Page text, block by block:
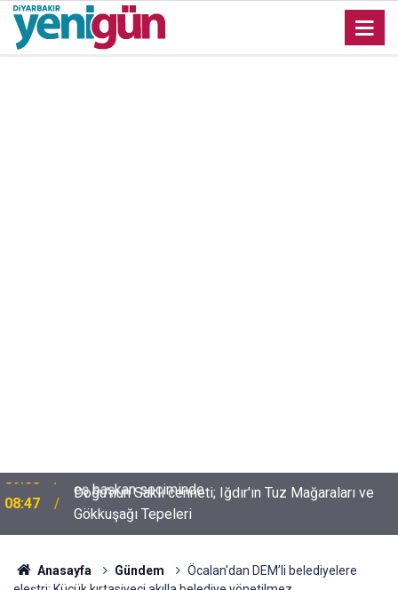
08:47
Doğu'nun Saklı cenneti; Iğdır'ın Tuz Mağaraları ve
Gökkuşağı Tepeleri
Anasayfa Gündem
Öcalan'dan DEM’li belediyelere